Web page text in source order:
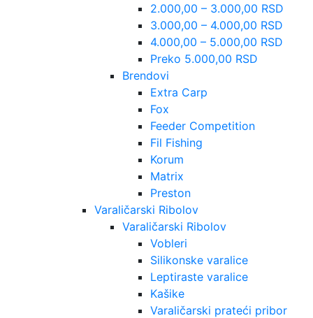
2.000,00 – 3.000,00 RSD
3.000,00 – 4.000,00 RSD
4.000,00 – 5.000,00 RSD
Preko 5.000,00 RSD
Brendovi
Extra Carp
Fox
Feeder Competition
Fil Fishing
Korum
Matrix
Preston
Varaličarski Ribolov
Varaličarski Ribolov
Vobleri
Silikonske varalice
Leptiraste varalice
Kašike
Varaličarski prateći pribor